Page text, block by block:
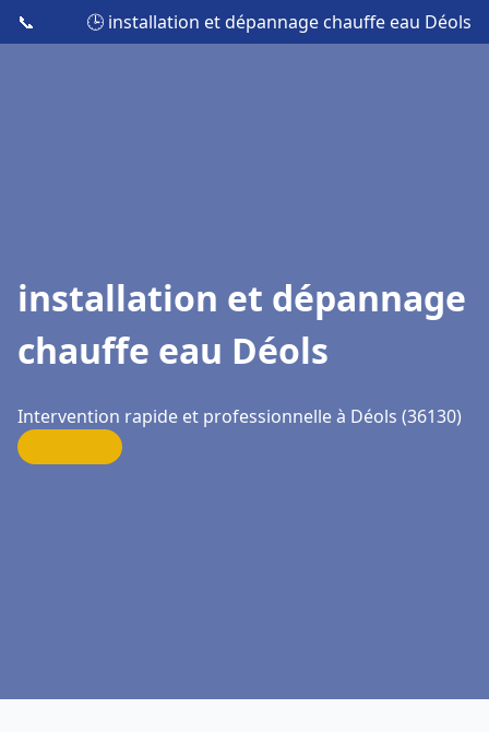
📞 🕒 installation et dépannage chauffe eau Déols
installation et dépannage
chauffe eau Déols
Intervention rapide et professionnelle à Déols (36130)